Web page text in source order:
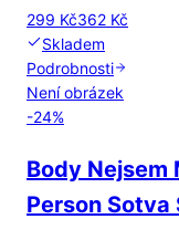
299 Kč362 Kč
Skladem
Podrobnosti
Není obrázek
-24%
Body Nejsem
Person